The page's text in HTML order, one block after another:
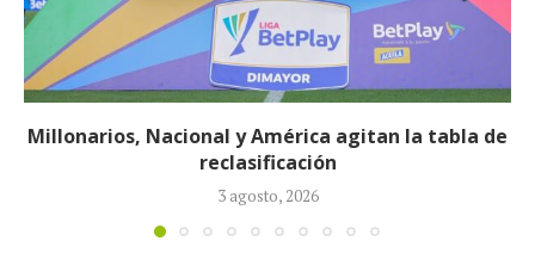
Néstor Lorenzo seguirá al frente de la Selección
Colombia tras ser ratificado...
23 julio, 2026